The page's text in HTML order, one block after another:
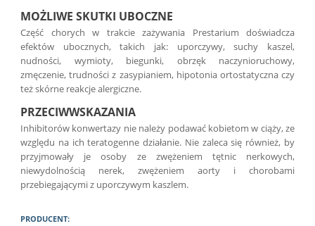
MOŻLIWE SKUTKI UBOCZNE
Część chorych w trakcie zażywania Prestarium doświadcza
efektów ubocznych, takich jak: uporczywy, suchy kaszel,
nudności, wymioty, biegunki, obrzęk naczynioruchowy,
zmęczenie, trudności z zasypianiem, hipotonia ortostatyczna czy
też skórne reakcje alergiczne.
PRZECIWWSKAZANIA
Inhibitorów konwertazy nie należy podawać kobietom w ciąży, ze
względu na ich teratogenne działanie. Nie zaleca się również, by
przyjmowały je osoby ze zwężeniem tętnic nerkowych,
niewydolnością nerek, zwężeniem aorty i chorobami
przebiegającymi z uporczywym kaszlem.
PRODUCENT: